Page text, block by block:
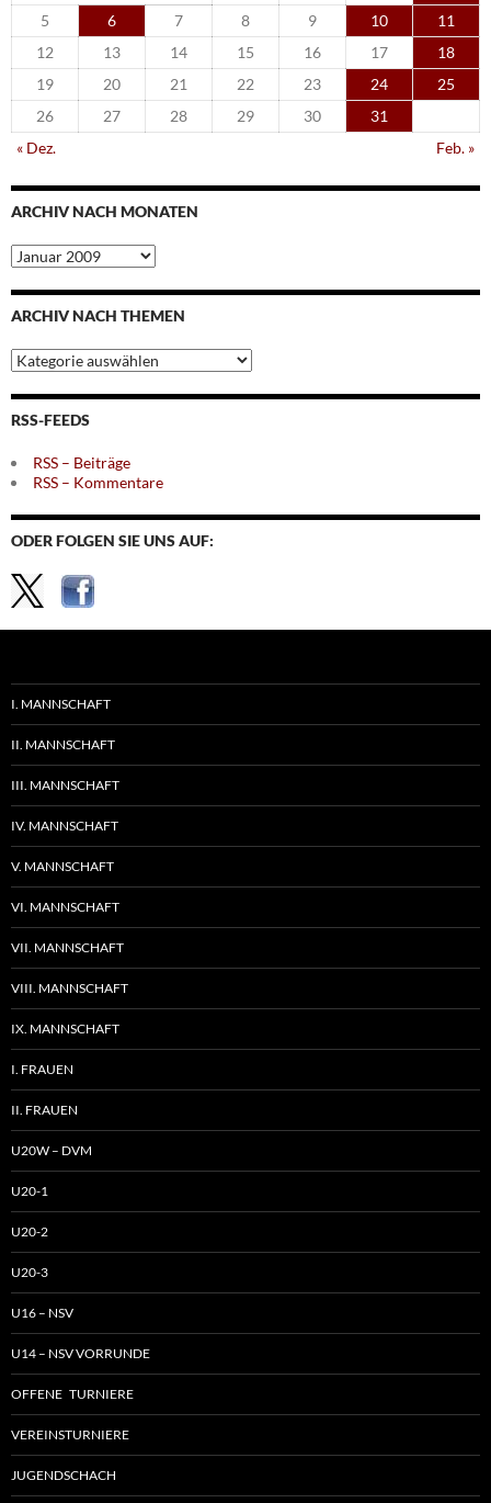
5
6 7 8 9 10
11
12
13 14 15 16 17
18
19
20 21 22 23 24
25
26
27 28 29 30
31
« Dez.
Feb. »
ARCHIV NACH MONATEN
Archiv
nach
Monaten
ARCHIV NACH THEMEN
Archiv
nach
Themen
RSS-FEEDS
RSS – Beiträge
RSS – Kommentare
ODER FOLGEN SIE UNS AUF:
I. MANNSCHAFT
II. MANNSCHAFT
III. MANNSCHAFT
IV. MANNSCHAFT
V. MANNSCHAFT
VI. MANNSCHAFT
VII. MANNSCHAFT
VIII. MANNSCHAFT
IX. MANNSCHAFT
I. FRAUEN
II. FRAUEN
U20W – DVM
U20-1
U20-2
U20-3
U16 – NSV
U14 – NSV VORRUNDE
OFFENE TURNIERE
VEREINSTURNIERE
JUGENDSCHACH